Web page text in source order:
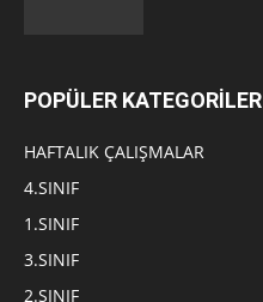
POPÜLER KATEGORİLER
HAFTALIK ÇALIŞMALAR
4.SINIF
1.SINIF
3.SINIF
2.SINIF